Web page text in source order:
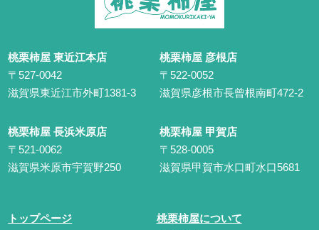
桃栗柿屋 東近江本店
〒527-0042
滋賀県東近江市外町1381-3
桃栗柿屋 彦根店
〒522-0052
滋賀県彦根市長曾根南町472-2
桃栗柿屋 長浜米原店
〒521-0062
滋賀県米原市宇賀野250
桃栗柿屋 甲賀店
〒528-0005
滋賀県甲賀市水口町水口5681
トップページ
桃栗柿屋について